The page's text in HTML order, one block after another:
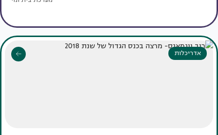
אדריכלות